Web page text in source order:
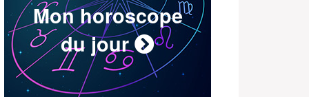
Mon horoscope
du jour